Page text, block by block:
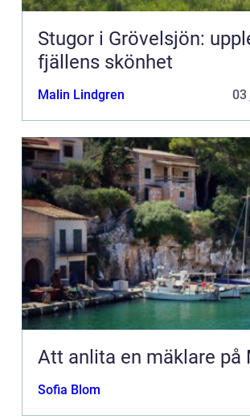
Stugor i Grövelsjön:
fjällens skönhet
Malin Lindgren 03
Att anlita en mäklare på
Sofia Blom